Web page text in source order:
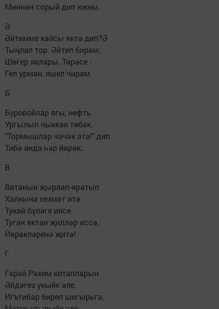
Миннән сорый дип юкны.
Ә
Әйтимме кайсы якта дип?Ә
Тыңлап тор. Әйтеп бирәм:
Шөгер яклары. Тирәсе -
Гел урман, яшел чирәм.
Б
Буровойлар ягы, нефть
Ургылып чыккан төбәк.
"Тормышлар чәчәк ата!" дип
Тибә анда һәр йөрәк.
В
Ватанын җырлап-яратып
Халкына хезмәт итә
Тукай бүләге иясе.
Туган яктан җилләр иссә,
Йөрәкләренә җитә!
Г
Гәрәй Рәхим китапларын
Әйдәгез укыйк әле,
Игътибар биреп шигырьгә,